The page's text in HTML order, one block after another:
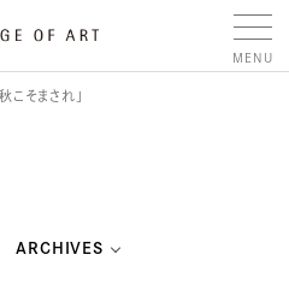
こそまされ」
ARCHIVES